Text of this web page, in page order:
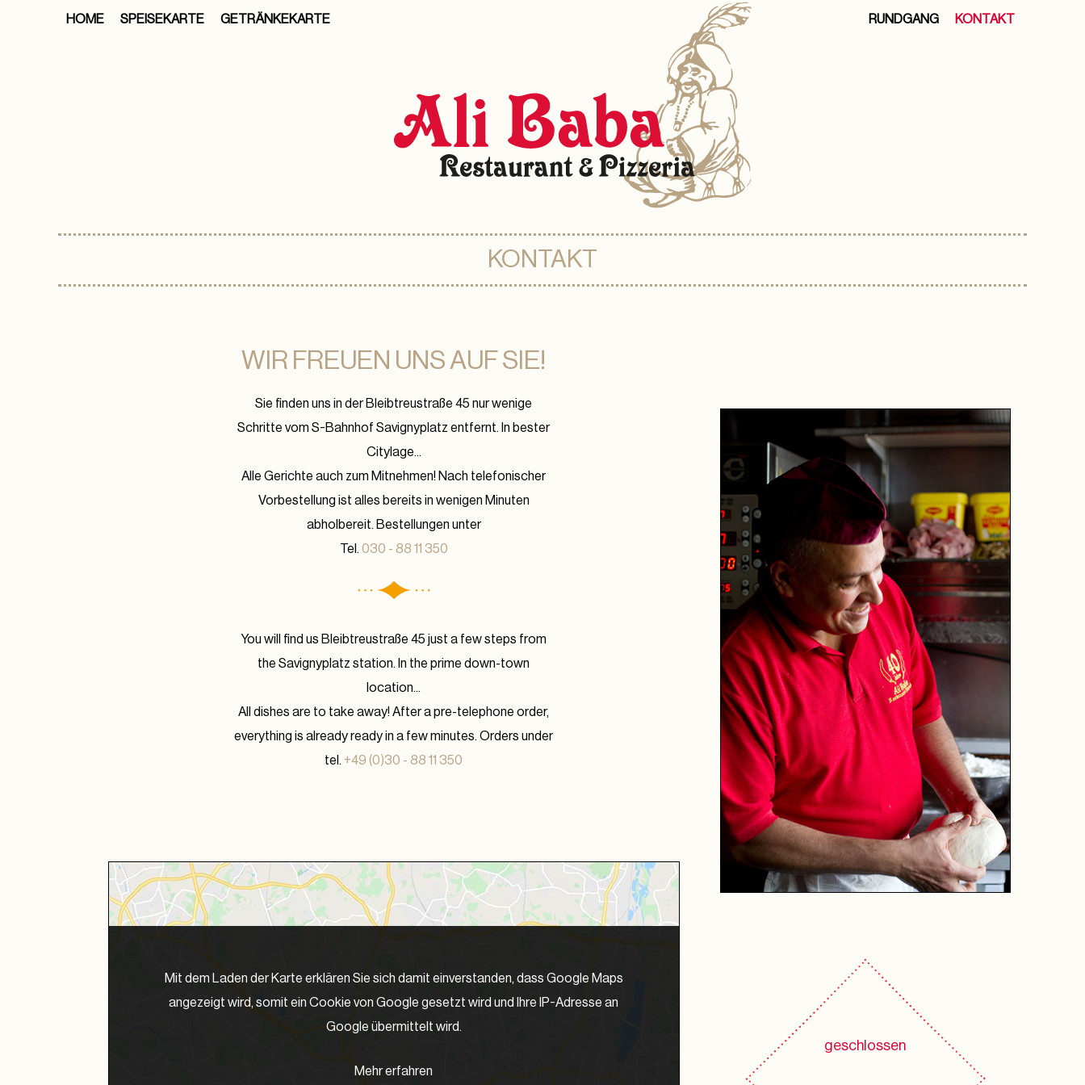
HOME SPEISEKARTE GETRÄNKEKARTE RUNDGANG KONTAKT
KONTAKT
WIR FREUEN UNS AUF SIE!
Sie finden uns in der Bleibtreustraße 45 nur wenige
Schritte vom S-Bahnhof Savignyplatz entfernt. In bester
Citylage...
Alle Gerichte auch zum Mitnehmen! Nach telefonischer
Vorbestellung ist alles bereits in wenigen Minuten
abholbereit. Bestellungen unter
Tel. 030 - 88 11 350
You will find us Bleibtreustraße 45 just a few steps from
the Savignyplatz station. In the prime down-town
location...
All dishes are to take away! After a pre-telephone order,
everything is already ready in a few minutes. Orders under
tel. +49 (0)30 - 88 11 350
Mit dem Laden der Karte erklären Sie sich damit einverstanden, dass Google Maps
angezeigt wird, somit ein Cookie von Google gesetzt wird und Ihre IP-Adresse an
Google übermittelt wird.
Mehr erfahren
geschlossen